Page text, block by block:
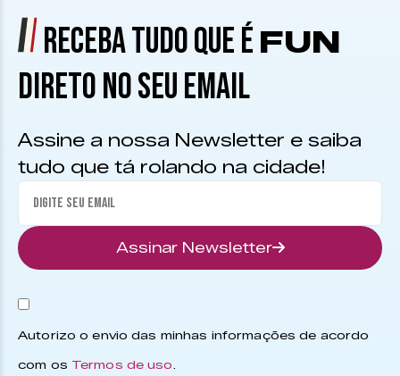
RECEBA TUDO QUE É FUN
DIRETO NO SEU EMAIL
Assine a nossa Newsletter e saiba
tudo que tá rolando na cidade!
Assinar Newsletter
Autorizo o envio das minhas informações de acordo
com os Termos de uso